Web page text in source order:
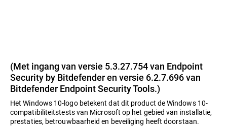
(Met ingang van versie 5.3.27.754 van Endpoint
Security by Bitdefender en versie 6.2.7.696 van
Bitdefender Endpoint Security Tools.)
Het Windows 10-logo betekent dat dit product de Windows 10-
compatibiliteitstests van Microsoft op het gebied van installatie,
prestaties, betrouwbaarheid en beveiliging heeft doorstaan.